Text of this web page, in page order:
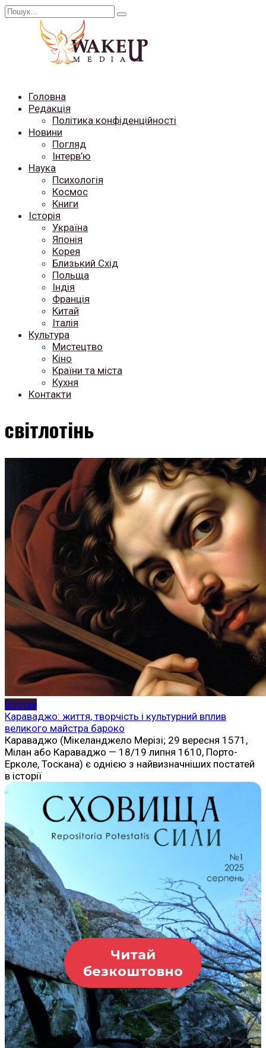
Перейти
Search
Головна
Редакція
Політика конфіденційності
Новини
Погляд
Інтерв’ю
Наука
Психологія
Космос
Книги
Історія
Україна
Японія
Корея
Близький Схід
Польща
Індія
Франція
Китай
Італія
Культура
Мистецтво
Кіно
Країни та міста
Кухня
Контакти
світлотінь
Історія
Караваджо: життя, творчість і культурний вплив
великого майстра бароко
Караваджо (Мікеланджело Мерізі; 29 вересня 1571,
Мілан або Караваджо — 18/19 липня 1610, Порто-
Ерколе, Тоскана) є однією з найвизначніших постатей
в історії
Читай
безкоштовно